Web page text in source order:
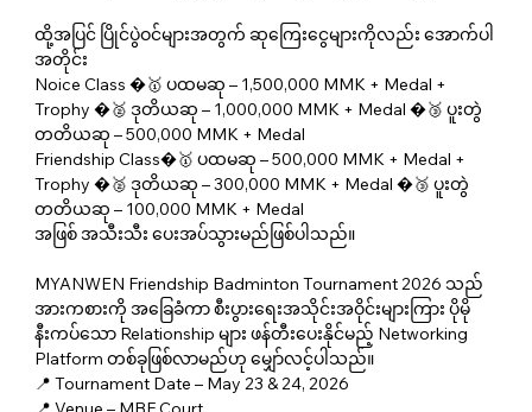
ထို့အပြင် ပြိုင်ပွဲဝင်များအတွက် ဆုကြေးငွေများကိုလည်း အောက်ပါ
အတိုင်း
Noice Class �🥇 ပထမဆု – 1,500,000 MMK + Medal +
Trophy �🥈 ဒုတိယဆု – 1,000,000 MMK + Medal �🥉 ပူးတွဲ
တတိယဆု – 500,000 MMK + Medal
Friendship Class�🥇 ပထမဆု – 500,000 MMK + Medal +
Trophy �🥈 ဒုတိယဆု – 300,000 MMK + Medal �🥉 ပူးတွဲ
တတိယဆု – 100,000 MMK + Medal
အဖြစ် အသီးသီး ပေးအပ်သွားမည်ဖြစ်ပါသည်။
MYANWEN Friendship Badminton Tournament 2026 သည်
အားကစားကို အခြေခံကာ စီးပွားရေးအသိုင်းအဝိုင်းများကြား ပိုမို
နီးကပ်သော Relationship များ ဖန်တီးပေးနိုင်မည့် Networking
Platform တစ်ခုဖြစ်လာမည်ဟု မျှော်လင့်ပါသည်။
📍 Tournament Date – May 23 & 24, 2026